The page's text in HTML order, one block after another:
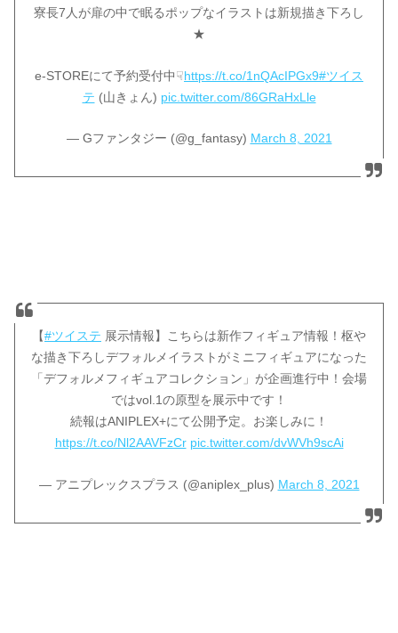
寮長7人が扉の中で眠るポップなイラストは新規描き下ろし
★
e-STOREにて予約受付中☟https://t.co/1nQAcIPGx9#ツイス
テ (山きょん) pic.twitter.com/86GRaHxLle
— Gファンタジー (@g_fantasy) March 8, 2021
【#ツイステ 展示情報】こちらは新作フィギュア情報！枢や
な描き下ろしデフォルメイラストがミニフィギュアになった
「デフォルメフィギュアコレクション」が企画進行中！会場
ではvol.1の原型を展示中です！
続報はANIPLEX+にて公開予定。お楽しみに！
https://t.co/Nl2AAVFzCr pic.twitter.com/dvWVh9scAi
— アニプレックスプラス (@aniplex_plus) March 8, 2021